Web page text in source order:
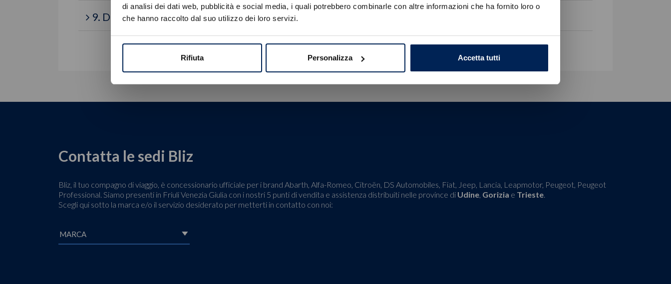
di analisi dei dati web, pubblicità e social media, i quali potrebbero combinarle con altre informazioni che ha fornito loro o
che hanno raccolto dal suo utilizzo dei loro servizi.
Rifiuta Personalizza Accetta tutti
9. Dubbi e chiarimenti
Contatta le sedi Bliz
Bliz, il tuo compagno di viaggio, è concessionario ufficiale per i brand Abarth, Alfa-Romeo, Citroën, DS Automobiles, Fiat, Jeep, Lancia, Leapmotor, Peugeot, Peugeot
Professional. Siamo presenti in Friuli Venezia Giulia con i nostri 5 punti di vendita e assistenza distribuiti nelle province di Udine, Gorizia e Trieste.
Scegli qui sotto la marca e/o il servizio desiderato per metterti in contatto con noi:
Caricamento veicoli non riuscito